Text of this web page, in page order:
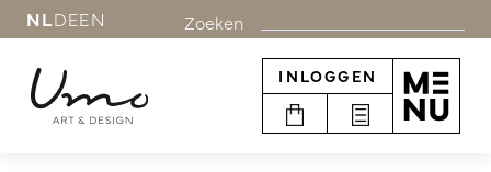
NLDEEN Zoeken
INLOGGEN